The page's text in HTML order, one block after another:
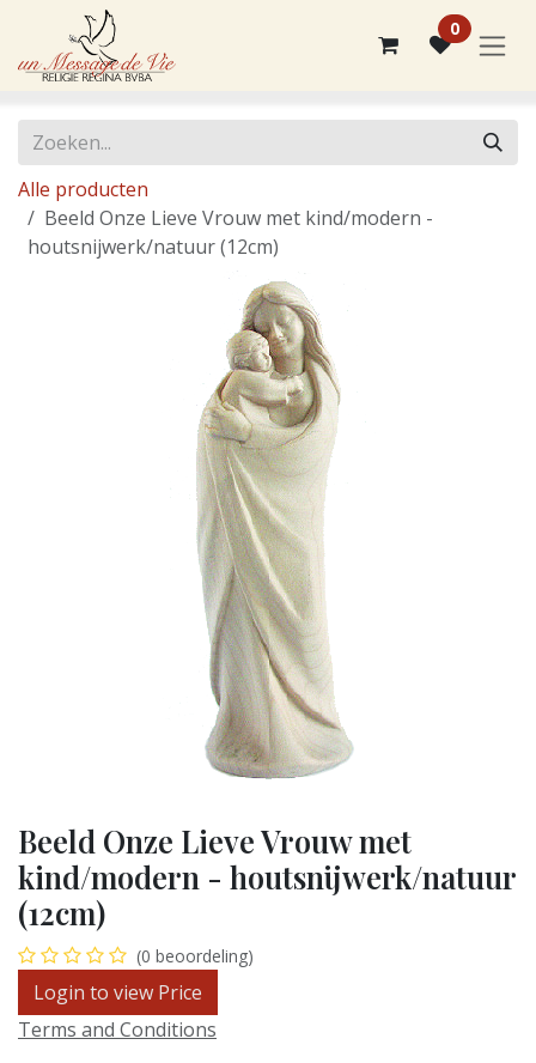
Overslaan naar inhoud
0
Alle producten
Beeld Onze Lieve Vrouw met kind/modern -
houtsnijwerk/natuur (12cm)
Beeld Onze Lieve Vrouw met
kind/modern - houtsnijwerk/natuur
(12cm)
(0 beoordeling)
Login to view Price
Terms and Conditions